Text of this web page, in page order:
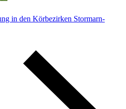
in den Körbezirken Stormarn-